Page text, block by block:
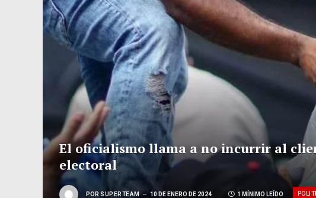
El oficialismo llama a no incurrir al
electoral
POR SUPERTEAM 10 DE ENERO DE 2024 1 MÍNIMO LEÍDO